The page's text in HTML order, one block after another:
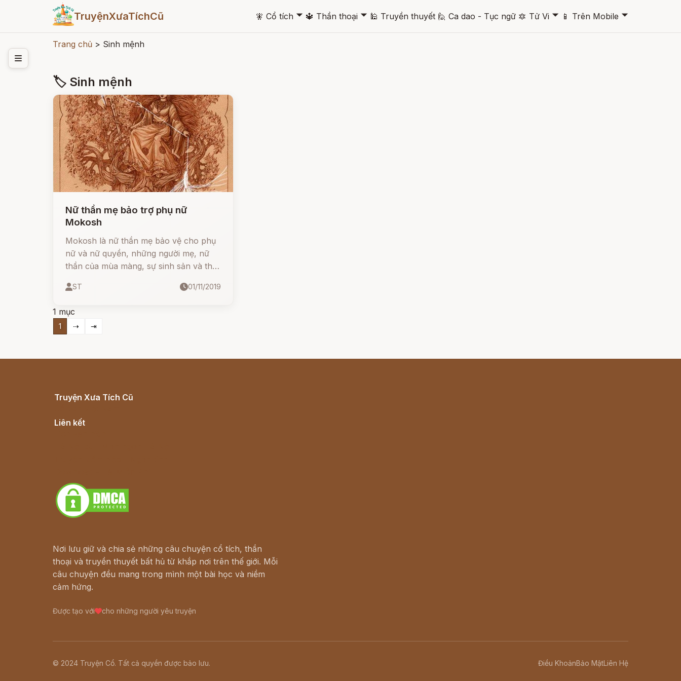
TruyệnXưaTíchCũ 🧚 Cổ tích 🞃 🔱 Thần thoại 🞃 🕌 Truyền thuyết 🙋 Ca dao - Tục ngữ 🔯 Tử Vi 🞃 📱 Trên Mobile 🞃
Trang chủ > Sinh mệnh
🏷 Sinh mệnh
Nữ thần mẹ bảo trợ phụ nữ
Mokosh
Mokosh là nữ thần mẹ bảo vệ cho phụ
nữ và nữ quyền, những người mẹ, nữ
thần của mùa màng, sự sinh sản và thủ
nghề quay tơ dệt vải và xén lông cừu -
thường làm trong đời sống hàng ngày.
ST 01/11/2019
1 mục
1 ⇢ ⇥
Truyện Xưa Tích Cũ
Liên kết
Nơi lưu giữ và chia sẻ những câu chuyện cổ tích, thần
thoại và truyền thuyết bất hủ từ khắp nơi trên thế giới. Mỗi
câu chuyện đều mang trong mình một bài học và niềm
cảm hứng.
Được tạo với cho những người yêu truyện
© 2024 Truyện Cổ. Tất cả quyền được bảo lưu. Điều KhoảnBảo MậtLiên Hệ